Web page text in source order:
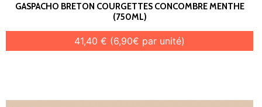
GASPACHO BRETON COURGETTES CONCOMBRE MENTHE
(750ML)
41,40 € (6,90€ par unité)